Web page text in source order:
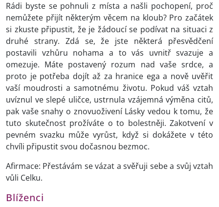
Rádi byste se pohnuli z místa a našli pochopení, proč
nemůžete přijít některým věcem na kloub? Pro začátek
si zkuste připustit, že je žádoucí se podívat na situaci z
druhé strany. Zdá se, že jste některá přesvědčení
postavili vzhůru nohama a to vás uvnitř svazuje a
omezuje. Máte postavený rozum nad vaše srdce, a
proto je potřeba dojít až za hranice ega a nově uvěřit
vaší moudrosti a samotnému životu. Pokud váš vztah
uvíznul ve slepé uličce, ustrnula vzájemná výměna citů,
pak vaše snahy o znovuoživení Lásky vedou k tomu, že
tuto skutečnost prožíváte o to bolestněji. Zakotvení v
pevném svazku může vyrůst, když si dokážete v této
chvíli připustit svou dočasnou bezmoc.
Afirmace: Přestávám se vázat a svěřuji sebe a svůj vztah
vůli Celku.
Blíženci